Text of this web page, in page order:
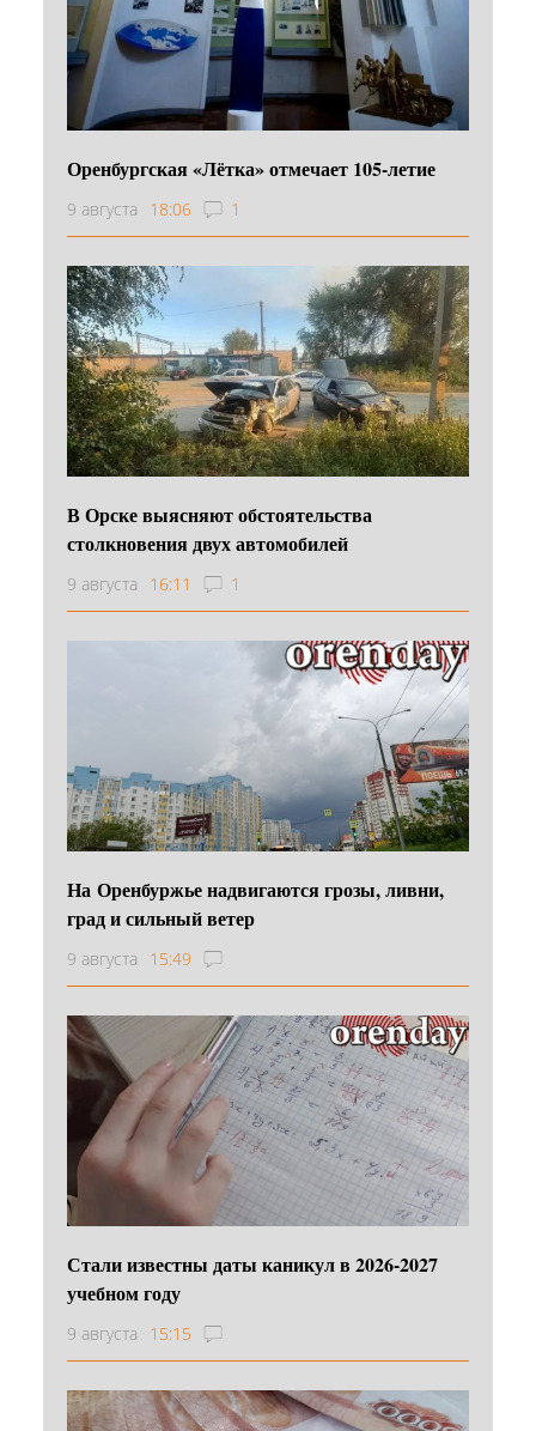
Оренбургская «Лётка» отмечает 105-летие
9 августа 18:06 1
В Орске выясняют обстоятельства
столкновения двух автомобилей
9 августа 16:11 1
На Оренбуржье надвигаются грозы, ливни,
град и сильный ветер
9 августа 15:49
Стали известны даты каникул в 2026-2027
учебном году
9 августа 15:15